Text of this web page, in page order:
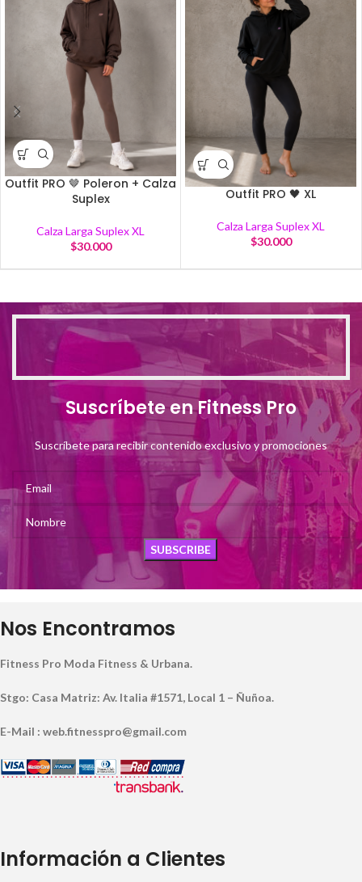
Outfit PRO 🤎 Poleron + Calza
Suplex
Calza Larga Suplex XL
$30.000
Outfit PRO 🖤 XL
Calza Larga Suplex XL
$30.000
Suscríbete en Fitness Pro
Suscríbete para recibir contenido exclusivo y promociones
Nos Encontramos
Fitness Pro Moda Fitness & Urbana.
Stgo: Casa Matriz: Av. Italia #1571, Local 1 – Ñuñoa.
E-Mail : web.fitnesspro@gmail.com
Información a Clientes